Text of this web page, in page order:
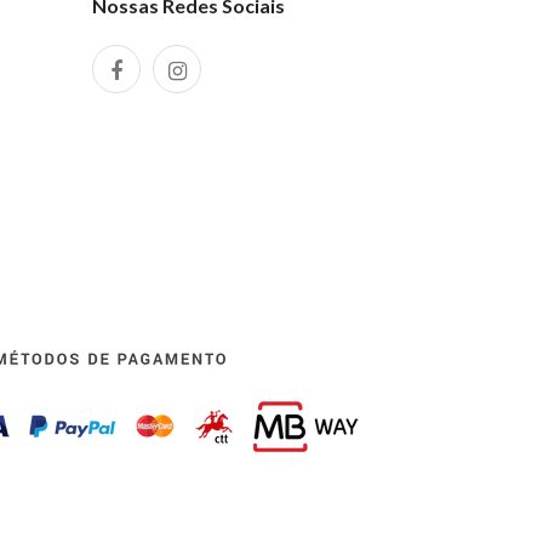
Nossas Redes Sociais